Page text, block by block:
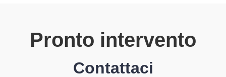
Pronto intervento
Contattaci